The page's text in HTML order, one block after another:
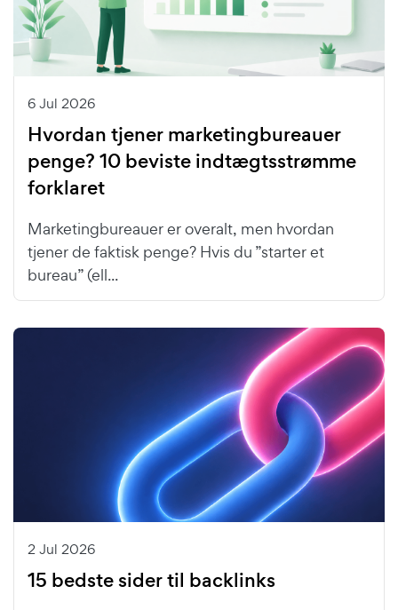
6 Jul 2026
Hvordan tjener marketingbureauer
penge? 10 beviste indtægtsstrømme
forklaret
Marketingbureauer er overalt, men hvordan
tjener de faktisk penge? Hvis du ”starter et
bureau” (ell...
2 Jul 2026
15 bedste sider til backlinks